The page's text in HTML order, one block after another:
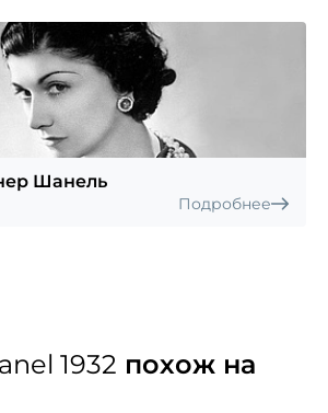
году.
нероли и бергамот; ноты
иланг-иланг, гвоздика и Сирень;
корень ириса, опопонакс,
ладан, мускус, амбретта, ваниль
Шанель
Подробнее
1932 похож на